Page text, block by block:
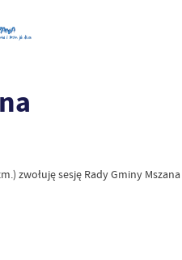
zwołuję sesję Rady Gminy Mszana